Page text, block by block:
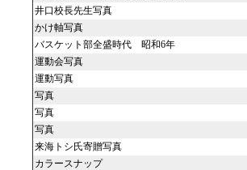
井口校長先生写真
かけ軸写真
バスケット部全盛時代 昭和6年
運動会写真
運動写真
写真
写真
写真
来海トシ氏寄贈写真
カラースナップ